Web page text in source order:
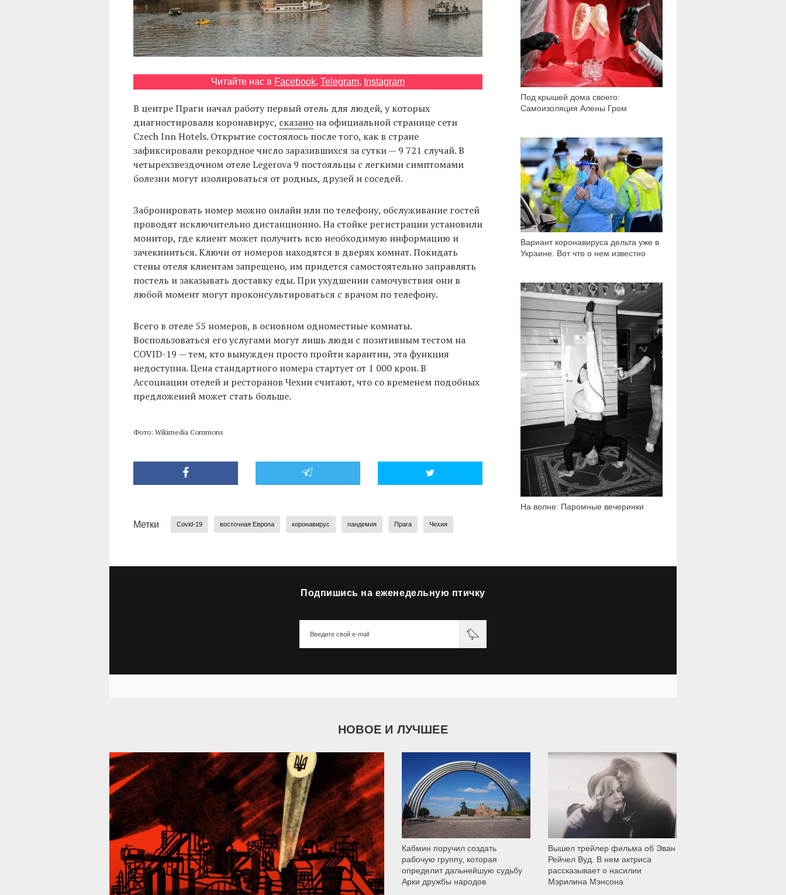
Читайте нас в Facebook, Telegram, Instagram
В центре Праги начал работу первый отель для людей, у которых
диагностировали коронавирус, сказанона официальной странице сети
Czech Inn Hotels. Открытие состоялось после того, как в стране
зафиксировали рекордное число заразившихся за сутки — 9 721 случай. В
четырехзвездочном отеле Legerova 9 постояльцы с легкими симптомами
болезни могут изолироваться от родных, друзей и соседей.
Забронировать номер можно онлайн или по телефону, обслуживание гостей
проводят исключительно дистанционно. На стойке регистрации установили
монитор, где клиент может получить всю необходимую информацию и
зачекиниться. Ключи от номеров находятся в дверях комнат. Покидать
стены отеля клиентам запрещено, им придется самостоятельно заправлять
постель и заказывать доставку еды. При ухудшении самочувствия они в
любой момент могут проконсультироваться с врачом по телефону.
Всего в отеле 55 номеров, в основном одноместные комнаты.
Воспользоваться его услугами могут лишь люди с позитивным тестом на
COVID-19 — тем, кто вынужден просто пройти карантин, эта функция
недоступна. Цена стандартного номера стартует от 1 000 крон. В
Ассоциации отелей и ресторанов Чехии считают, что со временем подобных
предложений может стать больше.
Фото: Wikimedia Commons
Метки Covid-19 восточная Европа коронавирус пандемия Прага Чехия
Под крышей дома своего:
Самоизоляция Алены Гром
1 815
Вариант коронавируса дельта уже в
Украине. Вот что о нем известно
31 932
На волне: Паромные вечеринки
2 452
Подпишись на еженедельную птичку
НОВОЕ И ЛУЧШЕЕ
39 301
Кабмин поручил создать
рабочую группу, которая
определит дальнейшую судьбу
Арки дружбы народов
9 792
Вышел трейлер фильма об Эван
Рейчел Вуд. В нем актриса
рассказывает о насилии
Мэрилина Мэнсона